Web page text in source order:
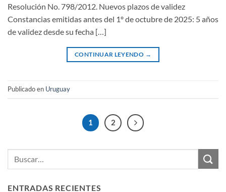
Resolución No. 798/2012. Nuevos plazos de validez
Constancias emitidas antes del 1º de octubre de 2025: 5 años
de validez desde su fecha […]
CONTINUAR LEYENDO →
Publicado en Uruguay
1 2
ENTRADAS RECIENTES